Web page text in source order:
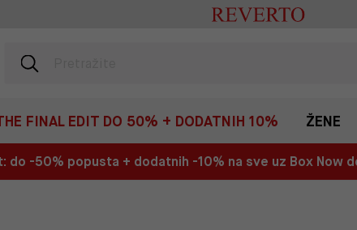
FINAL EDIT DO 50% + DODATNIH 10% ŽENE
do -50% popusta + dodatnih -10% na sve uz Box Now